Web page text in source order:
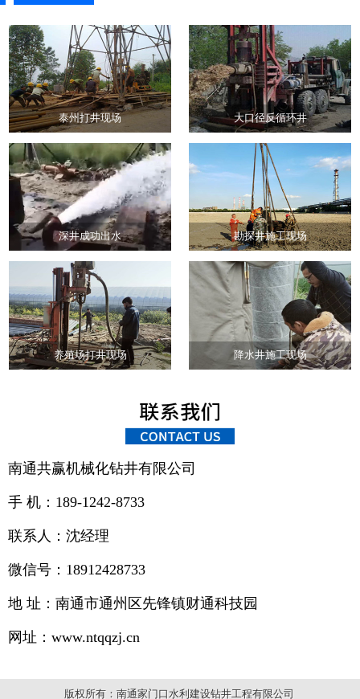
泰州打井现场 大口径反循环井
深井成功出水 勘探井施工现场
养殖场打井现场 降水井施工现场
南通共赢机械化钻井有限公司
手 机：189-1242-8733
联系人：沈经理
微信号：18912428733
地 址：南通市通州区先锋镇财通科技园
网址：www.ntqqzj.cn
版权所有：南通家门口水利建设钻井工程有限公司